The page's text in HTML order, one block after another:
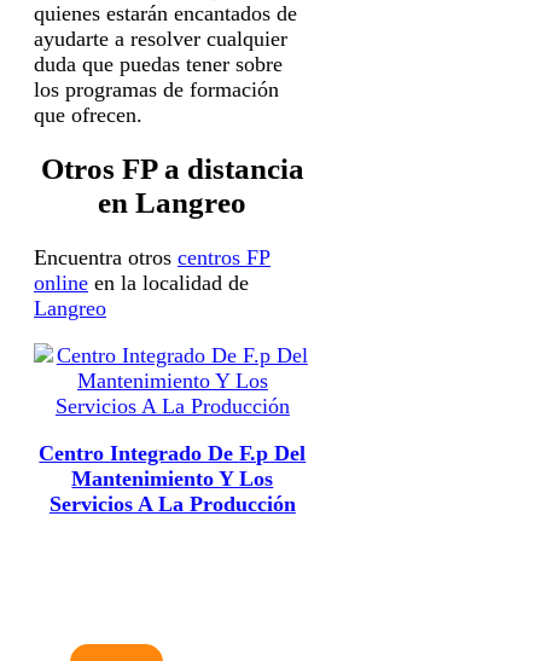
quienes estarán encantados de
ayudarte a resolver cualquier
duda que puedas tener sobre
los programas de formación
que ofrecen.
Otros FP a distancia
en Langreo
Encuentra otros centros FP
online en la localidad de
Langreo
Centro Integrado De F.p Del
Mantenimiento Y Los
Servicios A La Producción